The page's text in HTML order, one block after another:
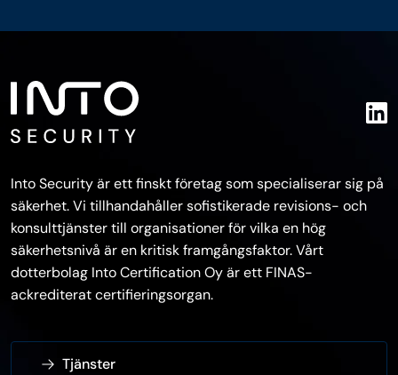
Into Security är ett finskt företag som specialiserar sig på
säkerhet. Vi tillhandahåller sofistikerade revisions- och
konsulttjänster till organisationer för vilka en hög
säkerhetsnivå är en kritisk framgångsfaktor. Vårt
dotterbolag Into Certification Oy är ett FINAS-
ackrediterat certifieringsorgan.
Tjänster